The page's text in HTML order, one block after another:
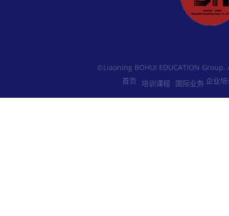
©Liaoning BOHUI EDUCATION
首页 培训课程 国际业务 企业